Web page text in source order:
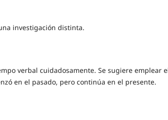
investigación distinta.
verbal cuidadosamente. Se sugiere
en el pasado, pero continúa en el presente.